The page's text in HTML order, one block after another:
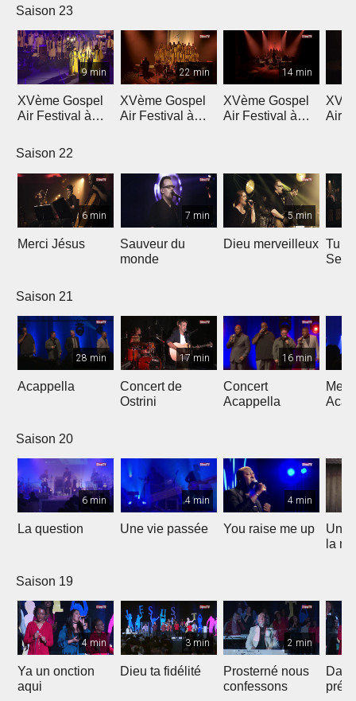
Saison 23
9 min
XVème Gospel
Air Festival à
22 min
XVème Gospel
Air Festival à
14 min
XVème Gospel
Air Festival à
Air
Saison 22
6 min
Merci Jésus
7 min
Sauveur du
monde
5 min
Dieu merveilleux Tu
Saison 21
28 min
Acappella
17 min
Concert de
Ostrini
16 min
Concert
Acappella
Saison 20
6 min
La question
4 min
Une vie passée
4 min
You raise me up
Une
la
Saison 19
4 min
Ya un onction
aqui
3 min
Dieu ta fidélité
2 min
Prosterné nous
confessons